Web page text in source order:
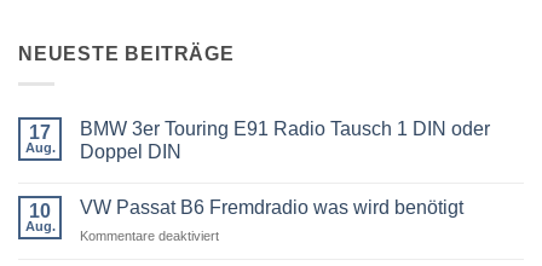
NEUESTE BEITRÄGE
17
Aug.
BMW 3er Touring E91 Radio Tausch 1 DIN oder
Doppel DIN
zu
3er
10
Aug.
VW Passat B6 Fremdradio was wird benötigt
Kommentare deaktiviertfür